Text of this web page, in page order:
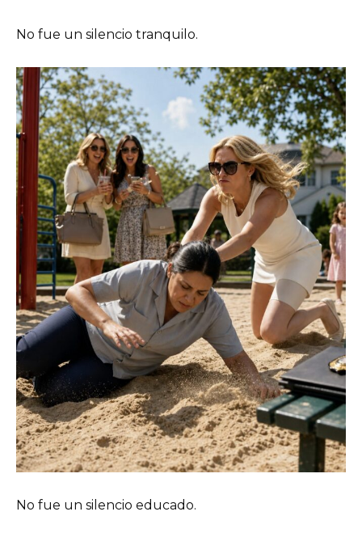
No fue un silencio tranquilo.
No fue un silencio educado.